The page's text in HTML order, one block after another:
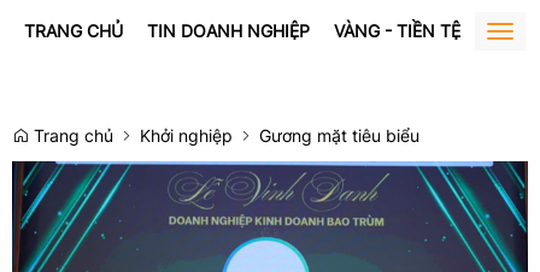
TRANG CHỦ TIN DOANH NGHIỆP VÀNG - TIỀN TỆ BẤT
Trang chủ Khởi nghiệp Gương mặt tiêu biểu